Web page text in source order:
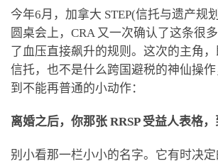
今年6月，加拿大 STEP(信托与遗产规
圆桌会上，CRA 又一次确认了这条很
了血压直接飙升的规则。这次的主角
信托，也不是什么跨国避税的神仙操
到不能再普通的小动作：
离婚之后，你那张 RRSP 受益人表格
别小看那一栏小小的名字。它有时决定